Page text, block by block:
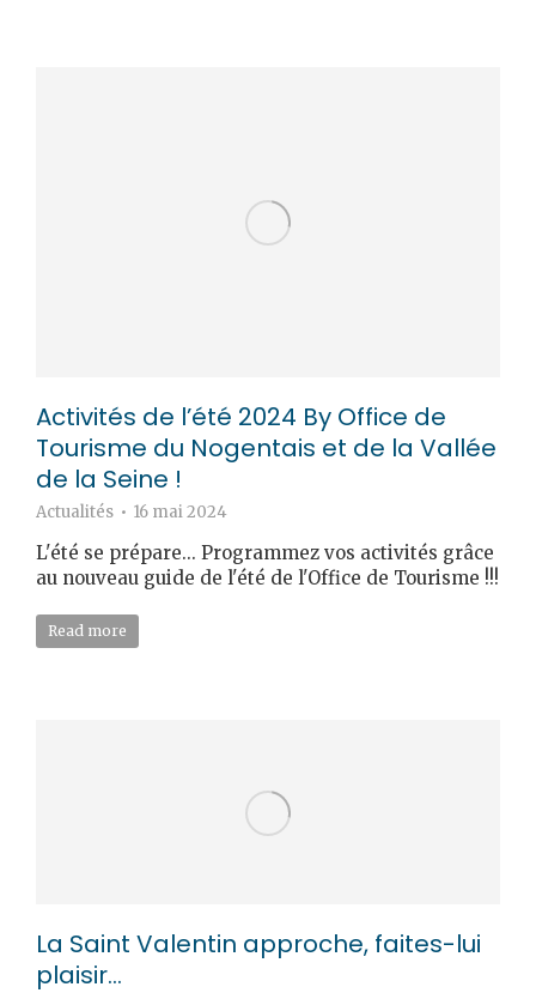
Activités de l’été 2024 By Office de
Tourisme du Nogentais et de la Vallée
de la Seine !
Actualités 16 mai 2024
L'été se prépare... Programmez vos activités grâce
au nouveau guide de l'été de l'Office de Tourisme !!!
Read more
La Saint Valentin approche, faites-lui
plaisir…